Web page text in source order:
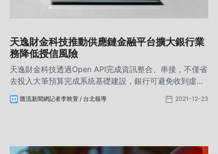
天逸財金科技推動供應鏈金融平台擴大銀行業
務降低授信風險
天逸財金科技透過Open API完成資訊整合、串接，不僅省
去投入大筆預算完成系統基礎建設，銀行可避免收到虛假
與準確度，未來銀行有望在供應鏈金融需求中擴大5倍的
匯流新聞網記者李映萱 / 台北報導 2021-12-23